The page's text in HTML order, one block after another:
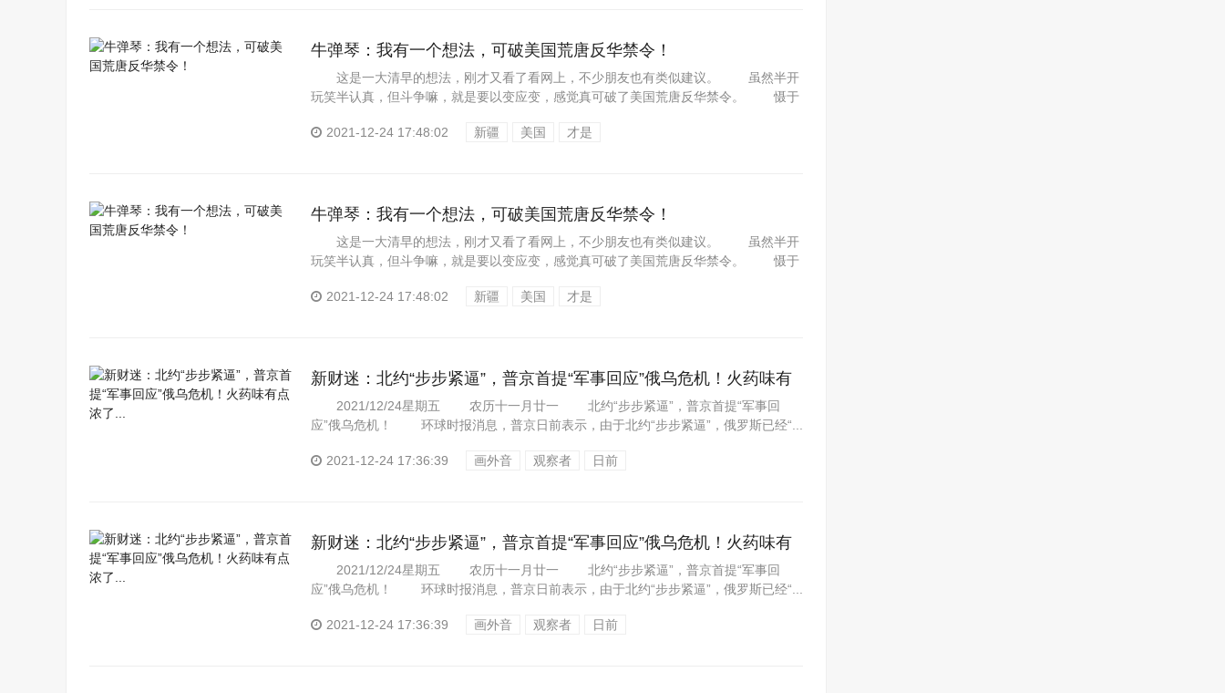
牛弹琴：我有一个想法，可破美国荒唐反华禁令！
这是一大清早的想法，刚才又看了看网上，不少朋友也有类似建议。 虽然半开
玩笑半认真，但斗争嘛，就是要以变应变，感觉真可破了美国荒唐反华禁令。 慑于
2021-12-24 17:48:02
新疆 美国 才是
牛弹琴：我有一个想法，可破美国荒唐反华禁令！
这是一大清早的想法，刚才又看了看网上，不少朋友也有类似建议。 虽然半开
玩笑半认真，但斗争嘛，就是要以变应变，感觉真可破了美国荒唐反华禁令。 慑于
2021-12-24 17:48:02
新疆 美国 才是
新财迷：北约“步步紧逼”，普京首提“军事回应”俄乌危机！火药味有
点浓了...
2021/12/24星期五 农历十一月廿一 北约“步步紧逼”，普京首提“军事回
应”俄乌危机！ 环球时报消息，普京日前表示，由于北约“步步紧逼”，俄罗斯已经“...
2021-12-24 17:36:39 画外音 观察者 日前
新财迷：北约“步步紧逼”，普京首提“军事回应”俄乌危机！火药味有
点浓了...
2021/12/24星期五 农历十一月廿一 北约“步步紧逼”，普京首提“军事回
应”俄乌危机！ 环球时报消息，普京日前表示，由于北约“步步紧逼”，俄罗斯已经“...
2021-12-24 17:36:39 画外音 观察者 日前